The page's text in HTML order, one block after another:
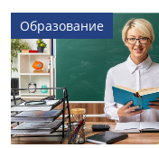
Образование